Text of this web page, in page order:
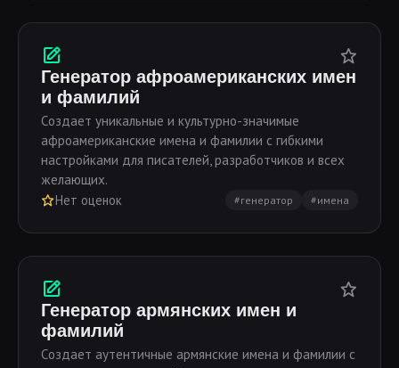
Генератор афроамериканских имен
и фамилий
Создает уникальные и культурно-значимые
афроамериканские имена и фамилии с гибкими
настройками для писателей, разработчиков и всех
желающих.
Нет оценок
#генератор #имена
Генератор армянских имен и
фамилий
Создает аутентичные армянские имена и фамилии с